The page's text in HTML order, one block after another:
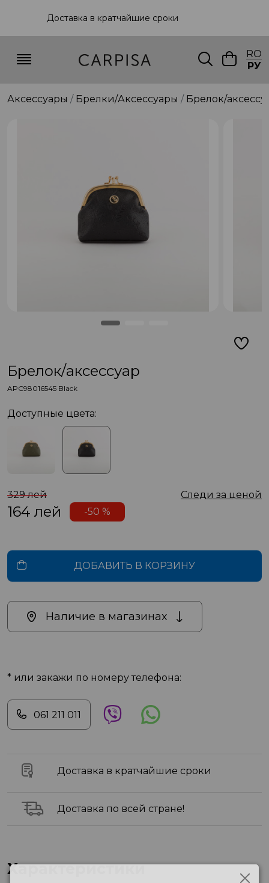
Доставка в кратчайшие сроки
RO
РУ
Аксессуары Брелки/Аксессуары Брелок/
Брелок/аксессуар
APC98016545 Black
Доступные цвета:
329 лей Следи за ценой
164лей -50 %
ДОБАВИТЬ В КОРЗИНУ
Наличие в магазинах
* или закажи по номеру телефона:
061 211 011
Доставка в кратчайшие сроки
Доставка по всей стране!
Характеристики